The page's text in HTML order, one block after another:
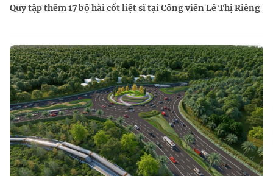
Quy tập thêm 17 bộ hài cốt liệt sĩ tại Công viên Lê Thị Riêng